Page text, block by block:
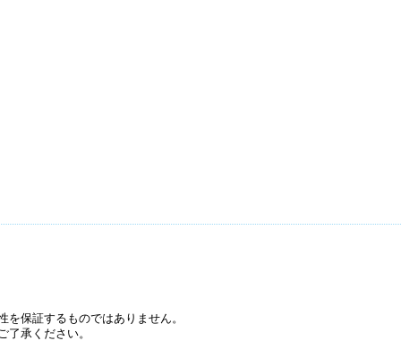
保証するものではありません。
承ください。